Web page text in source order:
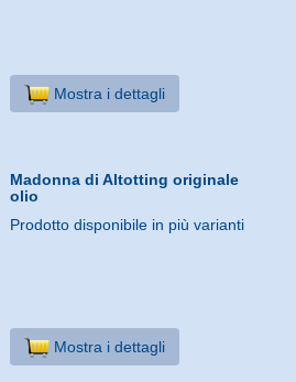
Mostra i dettagli
Madonna di Altotting originale
olio
Prodotto disponibile in più varianti
Mostra i dettagli